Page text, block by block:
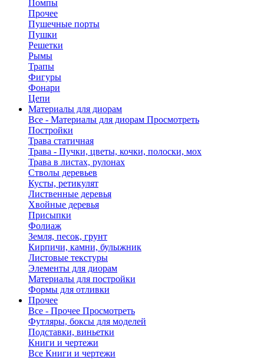
Помпы
Прочее
Пушечные порты
Пушки
Решетки
Рымы
Трапы
Фигуры
Фонари
Цепи
Материалы для диорам
Все - Материалы для диорам Просмотреть
Постройки
Трава статичная
Трава - Пучки, цветы, кочки, полоски, мох
Трава в листах, рулонах
Стволы деревьев
Кусты, ретикулят
Лиственные деревья
Хвойные деревья
Присыпки
Фолиаж
Земля, песок, грунт
Кирпичи, камни, булыжник
Листовые текстуры
Элементы для диорам
Материалы для постройки
Формы для отливки
Прочее
Все - Прочее Просмотреть
Футляры, боксы для моделей
Подставки, виньетки
Книги и чертежи
Все Книги и чертежи